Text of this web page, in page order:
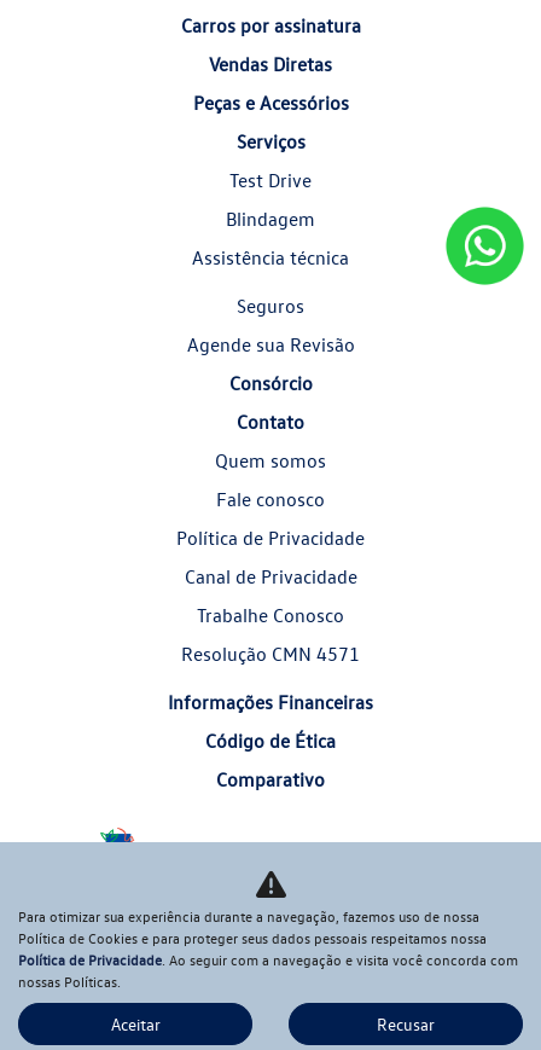
Carros por assinatura
Vendas Diretas
Peças e Acessórios
Serviços
Test Drive
Blindagem
Assistência técnica
Seguros
Agende sua Revisão
Consórcio
Contato
Quem somos
Fale conosco
Política de Privacidade
Canal de Privacidade
Trabalhe Conosco
Resolução CMN 4571
Informações Financeiras
Código de Ética
Comparativo
Desacelere. Seu bem maior é a vida.
Desenvolvido pela DEALERSPACE ® Direitos Reservados.
Para otimizar sua experiência durante a navegação, fazemos uso de nossa
Política de Cookies e para proteger seus dados pessoais respeitamos nossa
Política de Privacidade. Ao seguir com a navegação e visita você concorda com
nossas Políticas.
Aceitar Recusar